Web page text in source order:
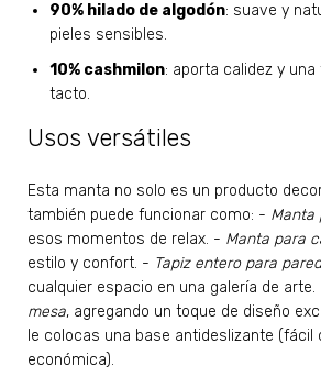
90% hilado de algodón: suave y
pieles sensibles.
10% cashmilon: aporta calidez y una
tacto.
Usos versátiles
Esta manta no solo es un producto
también puede funcionar como: - Manta
esos momentos de relax. - Manta para
estilo y confort. - Tapiz entero para pared
cualquier espacio en una galería de arte.
mesa, agregando un toque de diseño
le colocas una base antideslizante (fácil
económica).